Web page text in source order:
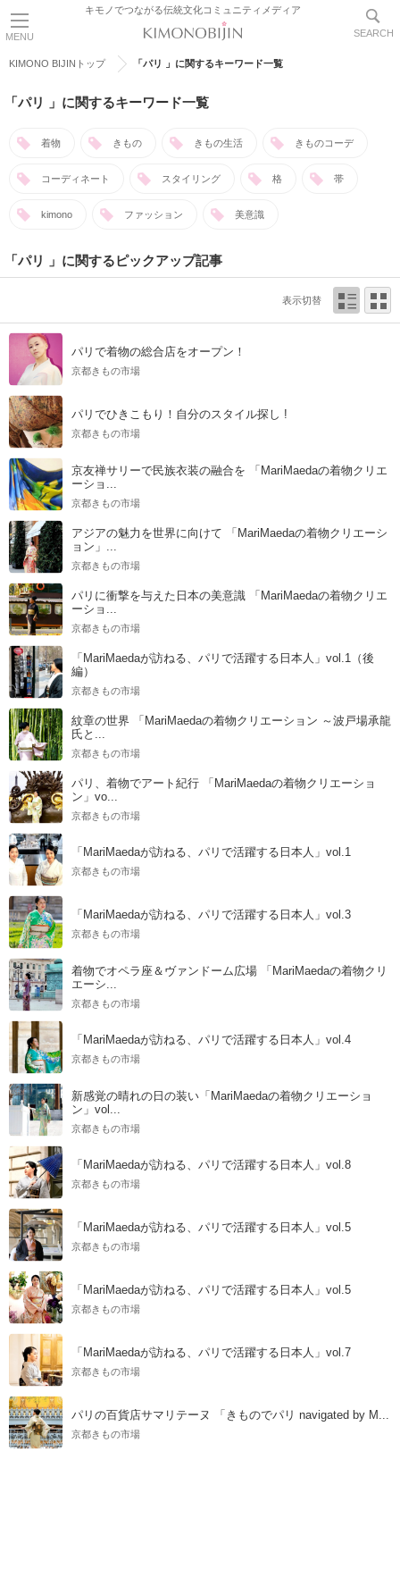
MENU
キモノでつながる伝統文化コミュニティメディア
SEARCH
KIMONO BIJINトップ 「パリ 」に関するキーワード一覧
「パリ 」に関するキーワード一覧
着物 きもの きもの生活 きものコーデ
コーディネート スタイリング 格 帯
kimono ファッション 美意識
「パリ 」に関するピックアップ記事
表示切替
パリで着物の総合店をオープン！
京都きもの市場
パリでひきこもり！自分のスタイル探し !
京都きもの市場
京友禅サリーで民族衣装の融合を 「MariMaedaの着物クリエ
ーショ...
京都きもの市場
アジアの魅力を世界に向けて 「MariMaedaの着物クリエーシ
ョン」...
京都きもの市場
パリに衝撃を与えた日本の美意識 「MariMaedaの着物クリエ
ーショ...
京都きもの市場
「MariMaedaが訪ねる、パリで活躍する日本人」vol.1（後
編）
京都きもの市場
紋章の世界 「MariMaedaの着物クリエーション ～波戸場承龍
氏と...
京都きもの市場
パリ、着物でアート紀行 「MariMaedaの着物クリエーショ
ン」vo...
京都きもの市場
「MariMaedaが訪ねる、パリで活躍する日本人」vol.1
京都きもの市場
「MariMaedaが訪ねる、パリで活躍する日本人」vol.3
京都きもの市場
着物でオペラ座＆ヴァンドーム広場 「MariMaedaの着物クリ
エーシ...
京都きもの市場
「MariMaedaが訪ねる、パリで活躍する日本人」vol.4
京都きもの市場
新感覚の晴れの日の装い「MariMaedaの着物クリエーショ
ン」vol...
京都きもの市場
「MariMaedaが訪ねる、パリで活躍する日本人」vol.8
京都きもの市場
「MariMaedaが訪ねる、パリで活躍する日本人」vol.5
京都きもの市場
「MariMaedaが訪ねる、パリで活躍する日本人」vol.5
京都きもの市場
「MariMaedaが訪ねる、パリで活躍する日本人」vol.7
京都きもの市場
パリの百貨店サマリテーヌ 「きものでパリ navigated by M...
京都きもの市場